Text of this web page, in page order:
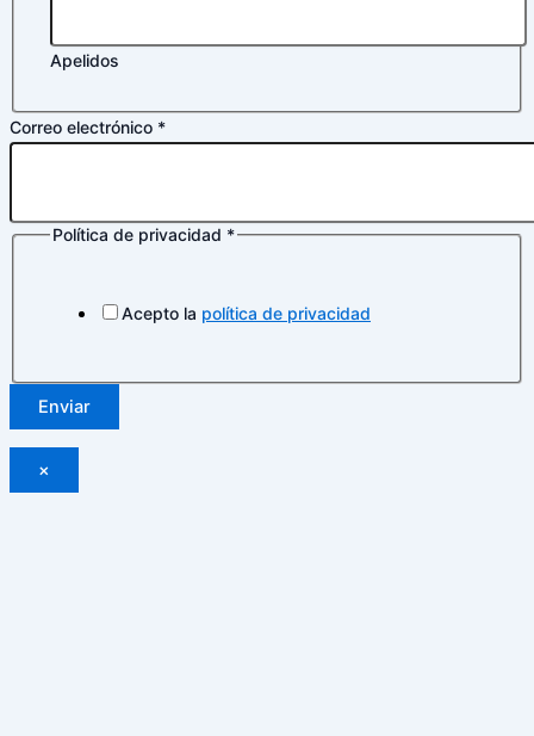
Apelidos
Correo electrónico *
electrónicoPolítica de privacidad *
Acepto la política de privacidad
Enviar
×